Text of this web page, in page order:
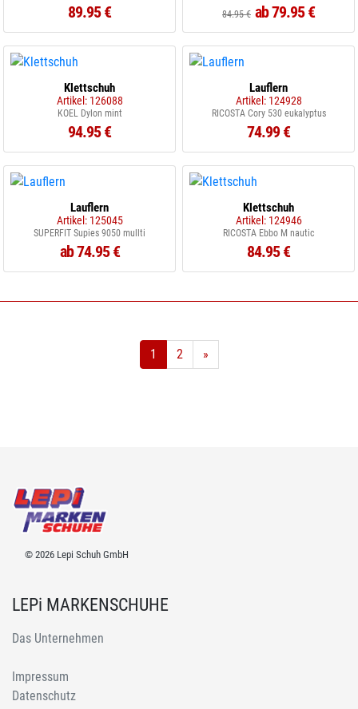
89.95 €
84.95 € ab 79.95 €
Klettschuh
Artikel: 126088
KOEL Dylon mint
94.95 €
Lauflern
Artikel: 124928
RICOSTA Cory 530 eukalyptus
74.99 €
Lauflern
Artikel: 125045
SUPERFIT Supies 9050 mullti
ab 74.95 €
Klettschuh
Artikel: 124946
RICOSTA Ebbo M nautic
84.95 €
1 2 »
© 2026 Lepi Schuh GmbH
LEPi MARKENSCHUHE
Das Unternehmen
Impressum
Datenschutz